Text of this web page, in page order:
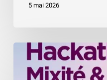
5 mai 2026
Hackathon